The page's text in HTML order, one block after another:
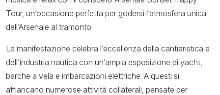
Tour, un’occasione perfetta per godersi l’atmosfera unica
dell’Arsenale al tramonto.
La manifestazione celebra l’eccellenza della cantieristica e
dell’industria nautica con un’ampia esposizione di yacht,
barche a vela e imbarcazioni elettriche. A questi si
affiancano numerose attività collaterali, pensate per